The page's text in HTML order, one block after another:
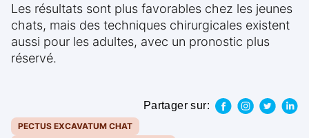
Les résultats sont plus favorables chez les jeunes
chats, mais des techniques chirurgicales existent
aussi pour les adultes, avec un pronostic plus
réservé.
Partager sur:
PECTUS EXCAVATUM CHAT